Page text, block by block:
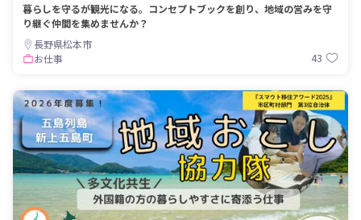
暮らしを守るが観光になる。コンセプトブックを創り、地域の営みを守
り継ぐ仲間を集めませんか？
長野県松本市
お仕事
43